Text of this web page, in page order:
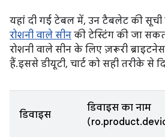
यहां दी गई टेबल में, उन टैबलेट की सूची
रोशनी वाले सीन की टेस्टिंग की जा
रोशनी वाले सीन के लिए ज़रूरी
हैं. इससे डीयूटी, चार्ट को सही तरीके से
डिवाइस
डिवाइस का नाम